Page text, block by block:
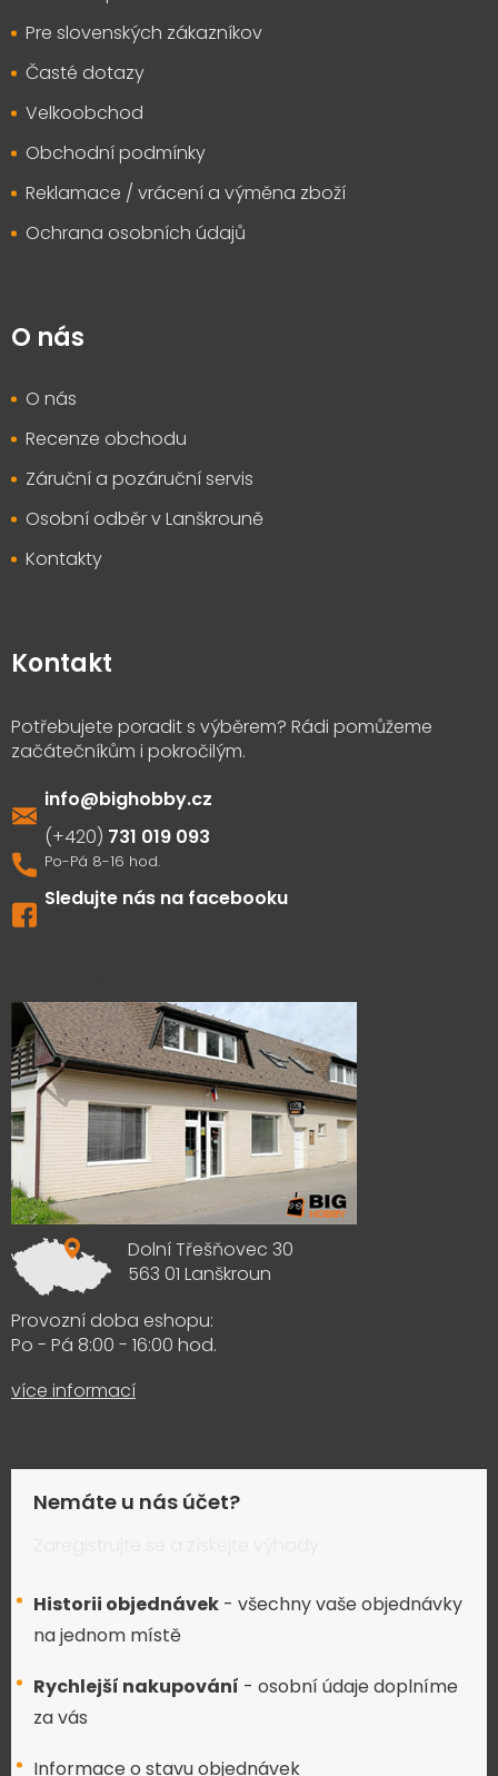
Pre slovenských zákazníkov
Časté dotazy
Velkoobchod
Obchodní podmínky
Reklamace / vrácení a výměna zboží
Ochrana osobních údajů
O nás
O nás
Recenze obchodu
Záruční a pozáruční servis
Osobní odběr v Lanškrouně
Kontakty
Kontakt
info@bighobby.cz
731 019 093
Sledujte nás na facebooku
Dolní Třešňovec 30
563 01 Lanškroun
Provozní doba eshopu:
Po - Pá 8:00 - 16:00 hod.
více informací
Nemáte u nás účet?
Historii objednávek - všechny vaše objednávky
na jednom místě
Rychlejší nakupování - osobní údaje doplníme
za vás
Informace o stavu objednávek